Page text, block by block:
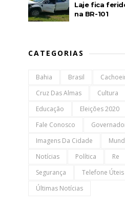
Laje fica
na BR-101
CATEGORIAS
Bahia Brasil
Cruz Das Almas
Cultura
Educação
Eleições 2020
Fale Conosco
Imagens Da Cidade
Notícias
Política Re
Segurança
Telefone Úteis
Últimas Notícias